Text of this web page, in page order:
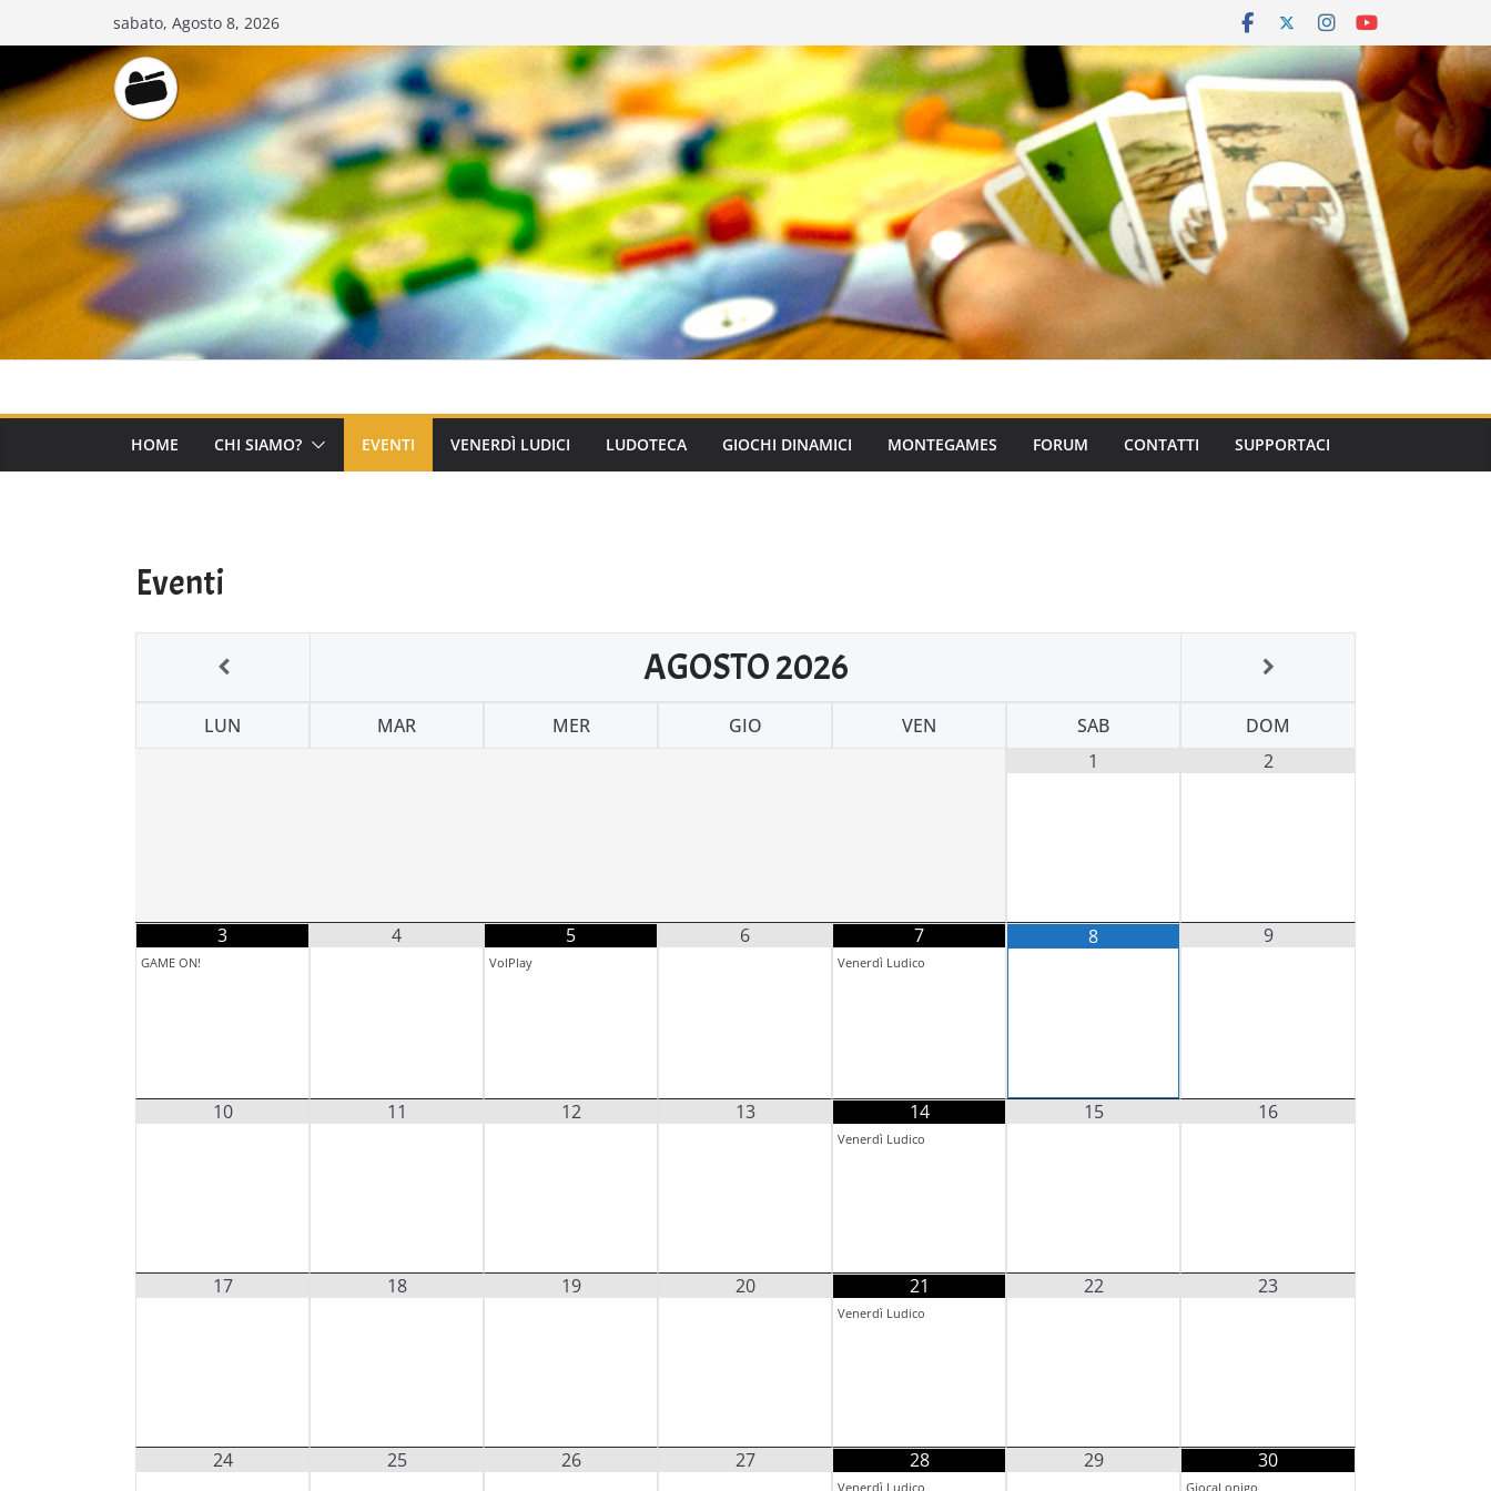
al
contenuto
sabato, Agosto 8, 2026
HOME CHI SIAMO? EVENTI VENERDÌ LUDICI LUDOTECA GIOCHI DINAMICI MONTEGAMES FORUM CONTATTI SUPPORTACI
Eventi
AGOSTO2026
LUN MAR MER GIO VEN SAB
DOM
1
2
3
GAME ON!
4 5
VolPlay
6 7
Venerdì Ludico
8 9
10 11 12 13 14
Venerdì Ludico
15 16
17 18 19 20 21
Venerdì Ludico
22 23
24 25 26 27 28
Venerdì Ludico
29 30
GiocaLonigo